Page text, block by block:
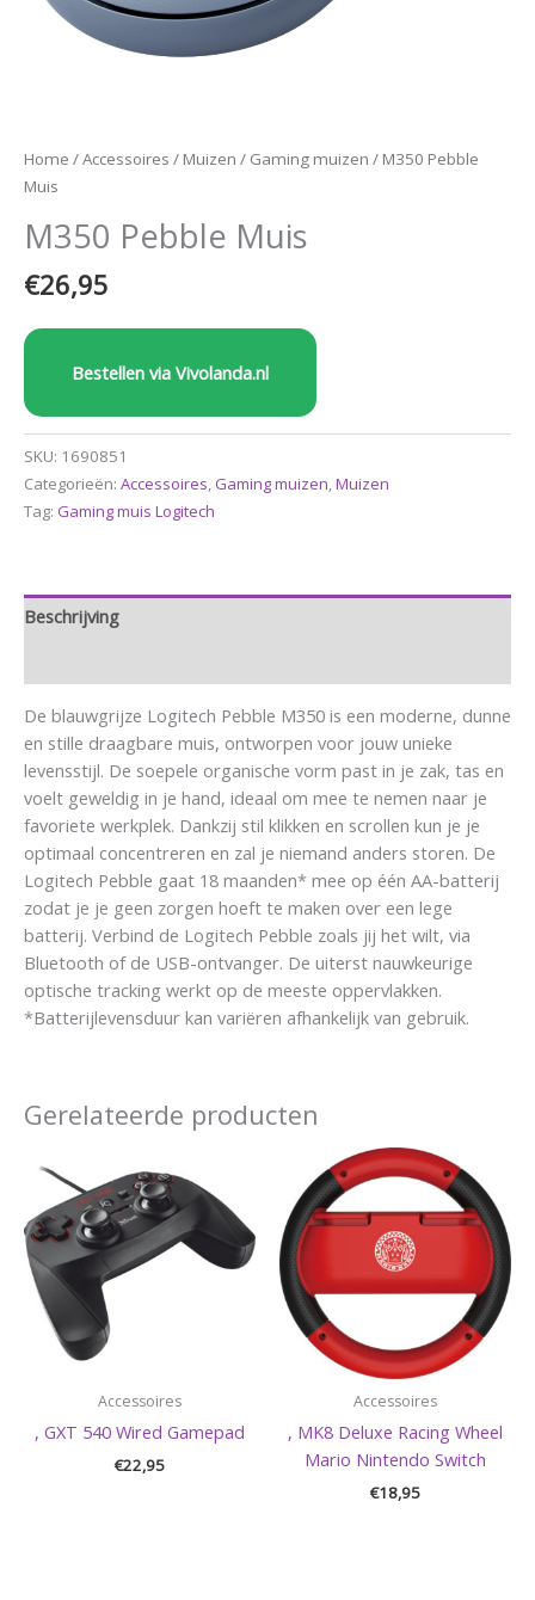
Home /Accessoires / Muizen / Gaming muizen / M350 Pebble
Muis
M350 Pebble Muis
€26,95
Bestellen via Vivolanda.nl
SKU: 1690851
Categorieën: Accessoires, Gaming muizen,Muizen
Tag: Gaming muis Logitech
Beschrijving
De blauwgrijze Logitech Pebble M350 is een moderne, dunne
en stille draagbare muis, ontworpen voor jouw unieke
levensstijl. De soepele organische vorm past in je zak, tas en
voelt geweldig in je hand, ideaal om mee te nemen naar je
favoriete werkplek. Dankzij stil klikken en scrollen kun je je
optimaal concentreren en zal je niemand anders storen. De
Logitech Pebble gaat 18 maanden* mee op één AA-batterij
zodat je je geen zorgen hoeft te maken over een lege
batterij. Verbind de Logitech Pebble zoals jij het wilt, via
Bluetooth of de USB-ontvanger. De uiterst nauwkeurige
optische tracking werkt op de meeste oppervlakken.
*Batterijlevensduur kan variëren afhankelijk van gebruik.
Gerelateerde producten
Accessoires
, GXT 540 Wired Gamepad
€22,95
Accessoires
, MK8 Deluxe Racing Wheel
Mario Nintendo Switch
€18,95